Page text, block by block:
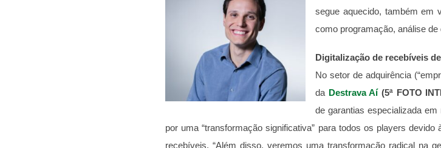
segue aquecido, também em
como programação, análise
Digitalização de recebíveis
No setor de adquirência
da Destrava Aí (5ª FOTO
de garantias especializada
por uma “transformação significativa” para todos os players
recebíveis. “Além disso, veremos uma transformação radical na